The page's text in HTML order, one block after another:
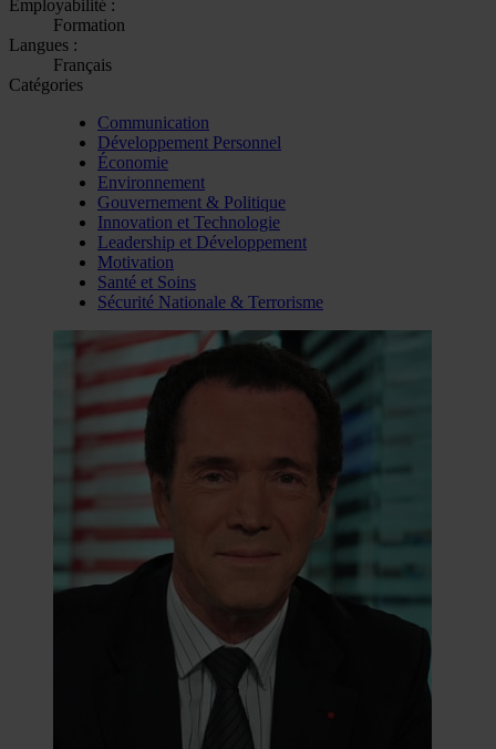
Employabilité :
Formation
Langues :
Français
Catégories
Communication
Développement Personnel
Économie
Environnement
Gouvernement & Politique
Innovation et Technologie
Leadership et Développement
Motivation
Santé et Soins
Sécurité Nationale & Terrorisme